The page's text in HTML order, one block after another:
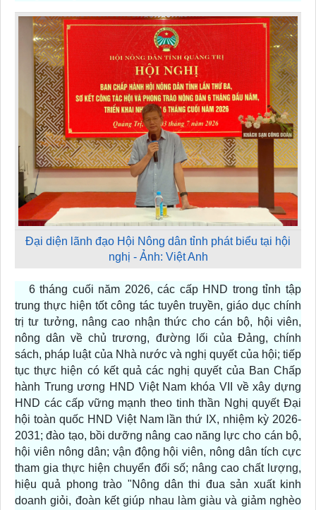
Đại diện lãnh đạo Hội Nông dân tỉnh phát biểu tại hội
nghị - Ảnh: Việt Anh
6 tháng cuối năm 2026, các cấp HND trong tỉnh tập
trung thực hiện tốt công tác tuyên truyền, giáo dục chính
trị tư tưởng, nâng cao nhận thức cho cán bộ, hội viên,
nông dân về chủ trương, đường lối của Đảng, chính
sách, pháp luật của Nhà nước và nghị quyết của hội; tiếp
tục thực hiện có kết quả các nghị quyết của Ban Chấp
hành Trung ương HND Việt Nam khóa VII về xây dựng
HND các cấp vững mạnh theo tinh thần Nghị quyết Đại
hội toàn quốc HND Việt Nam lần thứ IX, nhiệm kỳ 2026-
2031; đào tạo, bồi dưỡng nâng cao năng lực cho cán bộ,
hội viên nông dân; vận động hội viên, nông dân tích cực
tham gia thực hiện chuyển đổi số; nâng cao chất lượng,
hiệu quả phong trào "Nông dân thi đua sản xuất kinh
doanh giỏi, đoàn kết giúp nhau làm giàu và giảm nghèo